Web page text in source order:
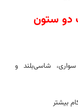
دو ستون
شاسی‌بلند و
بیشتر